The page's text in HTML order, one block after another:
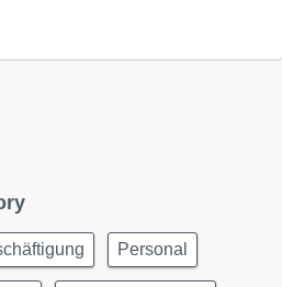
Personal